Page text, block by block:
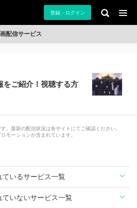
登録・ログイン
配信サービス
をご紹介！視聴する方
。最新の配信状況は各サイトにてご確認ください。
モーションが含まれています。
ているサービス一覧
ていないサービス一覧